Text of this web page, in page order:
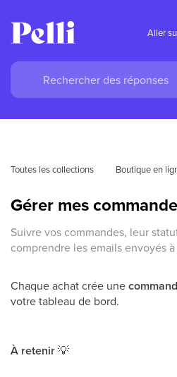
Aller
Toutes les collections Boutique en
Gérer mes
Suivre vos commandes, leur
comprendre les emails envoyés
Chaque achat crée une
votre tableau de bord.
À retenir💡